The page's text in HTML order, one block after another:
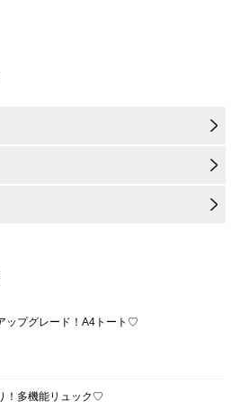
ップグレード！A4トート♡
！多機能リュック♡